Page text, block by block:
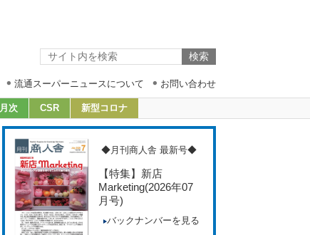
流通スーパーニュースについて お問い合わせ
月次 CSR 新型コロナ
◆月刊商人舎 最新号◆
【特集】新店
Marketing(2026年07
月号)
バックナンバーを見る